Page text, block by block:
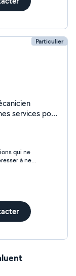
Particulier
services pour
etc
qui ne
à ne